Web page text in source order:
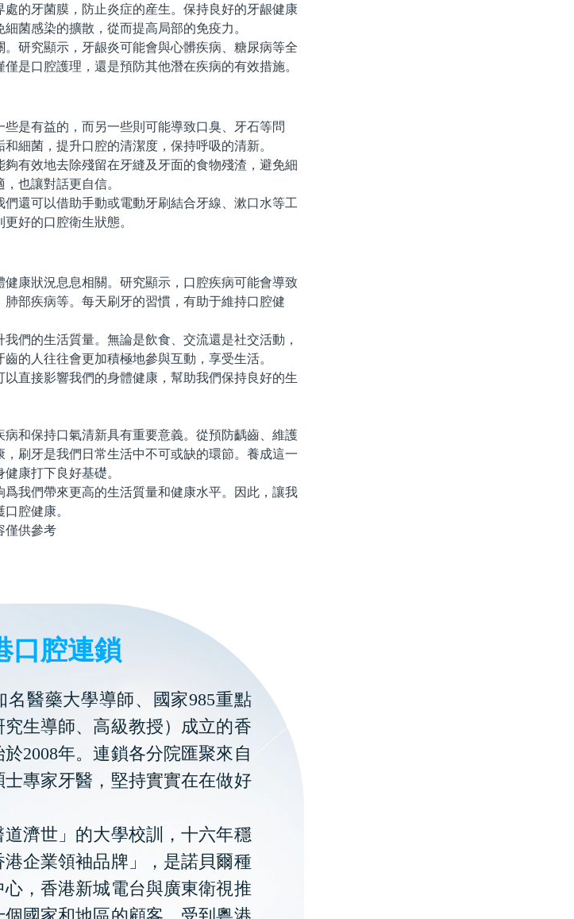
的牙菌膜，防止炎症的産生。保持良好的牙龈健康
菌感染的擴散，從而提高局部的免疫力。
究顯示，牙龈炎可能會與心髒疾病、糖尿病等全
是口腔護理，還是預防其他潛在疾病的有效措施。
有益的，而另一些則可能導致口臭、牙石等問
細菌，提升口腔的清潔度，保持呼吸的清新。
效地去除殘留在牙縫及牙面的食物殘渣，避免細
也讓對話更自信。
可以借助手動或電動牙刷結合牙線、漱口水等工
好的口腔衛生狀態。
康狀況息息相關。研究顯示，口腔疾病可能會導致
部疾病等。每天刷牙的習慣，有助于維持口腔健
的生活質量。無論是飲食、交流還是社交活動，
的人往往會更加積極地參與互動，享受生活。
接影響我們的身體健康，幫助我們保持良好的生
和保持口氣清新具有重要意義。從預防齲齒、維護
刷牙是我們日常生活中不可或缺的環節。養成這一
康打下良好基礎。
我們帶來更高的生活質量和健康水平。因此，讓我
腔健康。
供參考
口腔連鎖
名醫藥大學導師、國家985重點
生導師、高級教授）成立的香
2008年。連鎖各分院匯聚來自
專家牙醫，堅持實實在在做好
濟世」的大學校訓，十六年穩
港企業領袖品牌」，是諾貝爾種
，香港新城電台與廣東衛視推